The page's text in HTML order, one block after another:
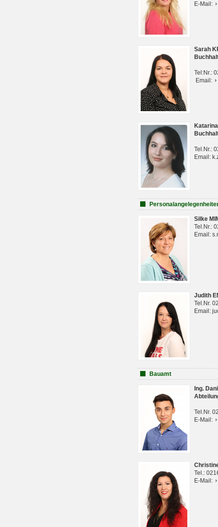
E-Mail:
Sarah
Tel:Nr.:
Email:
Tel.Nr.:
Email:
Silke
Tel.Nr.:
Email:
Judith
Tel.Nr.
Email:
Bauamt
Ing.
Tel.Nr.
E-Mail:
Tel.:
E-Mail: